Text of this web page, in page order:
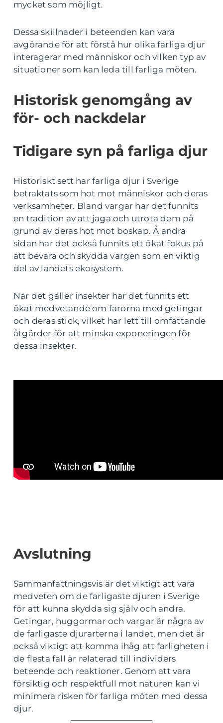
mycket som möjligt.
Dessa skillnader i beteenden kan vara
avgörande för att förstå hur olika farliga djur
interagerar med människor och vilken typ av
situationer som kan leda till farliga möten.
Historisk genomgång av
för- och nackdelar
Tidigare syn på farliga djur
Historiskt sett har farliga djur i Sverige
betraktats som hot mot människor och deras
verksamheter. Bland vargar har det funnits
en tradition av att jaga och utrota dem på
grund av deras hot mot boskap. Å andra
sidan har det också funnits ett ökat fokus på
att bevara och skydda vargen som en viktig
del av landets ekosystem.
När det gäller insekter har det funnits ett
ökat medvetande om farorna med getingar
och deras stick, vilket har lett till omfattande
åtgärder för att minska exponeringen för
dessa insekter.
Avslutning
Sammanfattningsvis är det viktigt att vara
medveten om de farligaste djuren i Sverige
för att kunna skydda sig själv och andra.
Getingar, huggormar och vargar är några av
de farligaste djurarterna i landet, men det är
också viktigt att komma ihåg att farligheten i
de flesta fall är relaterad till individers
beteende och reaktioner. Genom att vara
försiktig och respektfull mot naturen kan vi
minimera risken för farliga möten med dessa
djur.